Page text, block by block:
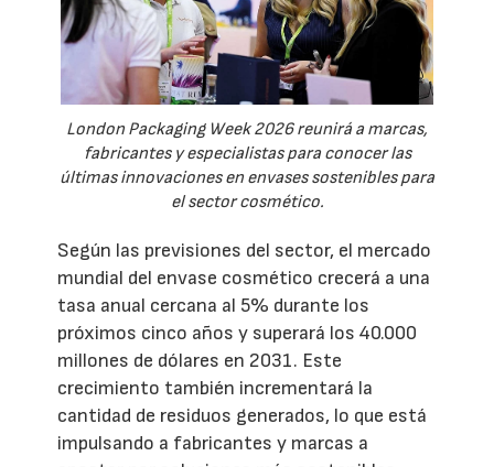
London Packaging Week 2026 reunirá a marcas,
fabricantes y especialistas para conocer las
últimas innovaciones en envases sostenibles para
el sector cosmético.
Según las previsiones del sector, el mercado
mundial del envase cosmético crecerá a una
tasa anual cercana al 5% durante los
próximos cinco años y superará los 40.000
millones de dólares en 2031. Este
crecimiento también incrementará la
cantidad de residuos generados, lo que está
impulsando a fabricantes y marcas a